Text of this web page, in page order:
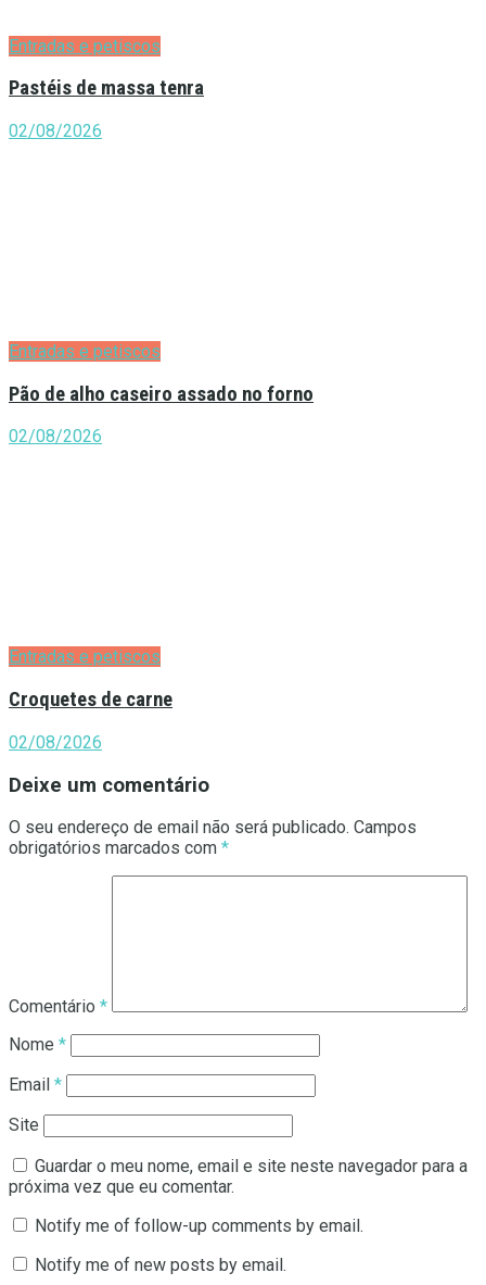
Entradas e petiscos
Pastéis de massa tenra
02/08/2026
Entradas e petiscos
Pão de alho caseiro assado no forno
02/08/2026
Entradas e petiscos
Croquetes de carne
02/08/2026
Deixe um comentário
O seu endereço de email não será publicado. Campos
obrigatórios marcados com *
Comentário *
Nome *
Email *
Site
Guardar o meu nome, email e site neste navegador para a
próxima vez que eu comentar.
Notify me of follow-up comments by email.
Notify me of new posts by email.